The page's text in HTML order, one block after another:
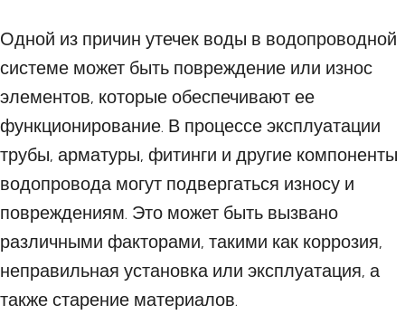
Одной из причин утечек воды в водопроводной
системе может быть повреждение или износ
элементов, которые обеспечивают ее
функционирование. В процессе эксплуатации
трубы, арматуры, фитинги и другие компоненты
водопровода могут подвергаться износу и
повреждениям. Это может быть вызвано
различными факторами, такими как коррозия,
неправильная установка или эксплуатация, а
также старение материалов.